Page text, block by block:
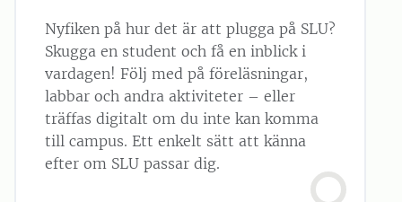
Nyfiken på hur det är att plugga på SLU?
Skugga en student och få en inblick i
vardagen! Följ med på föreläsningar,
labbar och andra aktiviteter – eller
träffas digitalt om du inte kan komma
till campus. Ett enkelt sätt att känna
efter om SLU passar dig.